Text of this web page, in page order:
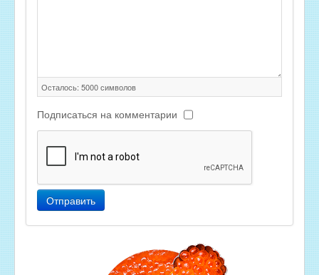
Осталось: 5000символов
Подписаться на комментарии
Отправить